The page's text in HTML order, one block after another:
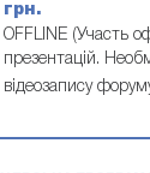
грн.
OFFLINE (Участь
презентацій.
відеозапису